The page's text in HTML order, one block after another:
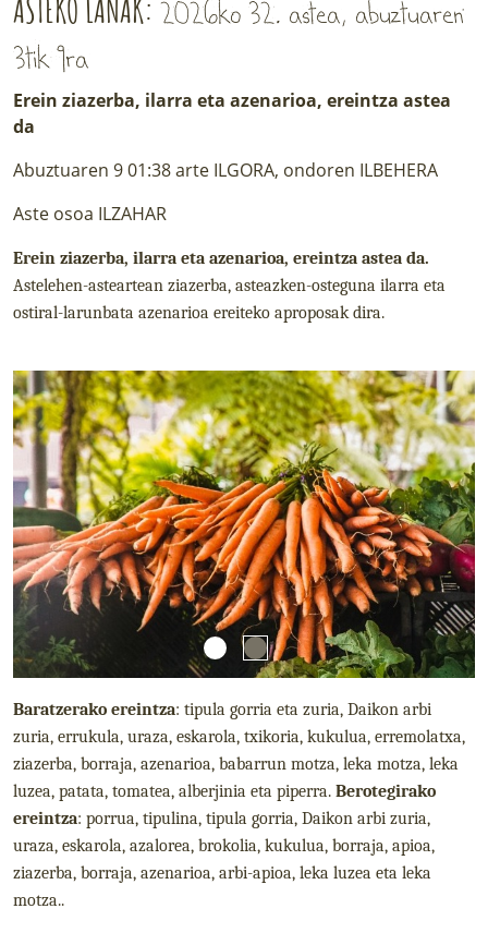
ASTEKO LANAK: 2026ko 32. astea, abuztuaren
3tik 9ra
Erein ziazerba, ilarra eta azenarioa, ereintza astea
da
Abuztuaren 9 01:38 arte ILGORA, ondoren ILBEHERA
Aste osoa ILZAHAR
Erein ziazerba, ilarra eta azenarioa, ereintza astea da.
Astelehen-asteartean ziazerba, asteazken-osteguna ilarra eta
ostiral-larunbata azenarioa ereiteko aproposak dira.
Baratzerako ereintza: tipula gorria eta zuria, Daikon arbi
zuria, errukula, uraza, eskarola, txikoria, kukulua, erremolatxa,
ziazerba, borraja, azenarioa, babarrun motza, leka motza, leka
luzea, patata, tomatea, alberjinia eta piperra. Berotegirako
ereintza: porrua, tipulina, tipula gorria, Daikon arbi zuria,
uraza, eskarola, azalorea, brokolia, kukulua, borraja, apioa,
ziazerba, borraja, azenarioa, arbi-apioa, leka luzea eta leka
motza..